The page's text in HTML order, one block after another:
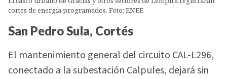
cortes de energía programados. Foto: ENEE
San Pedro Sula, Cortés
El mantenimiento general del circuito CAL-L296,
conectado a la subestación Calpules, dejará sin